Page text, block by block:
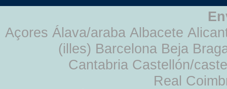
Açores Álava/araba Albacete
(illes) Barcelona Beja
Cantabria Castellón/
Real